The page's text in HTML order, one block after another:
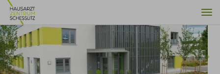
Previous